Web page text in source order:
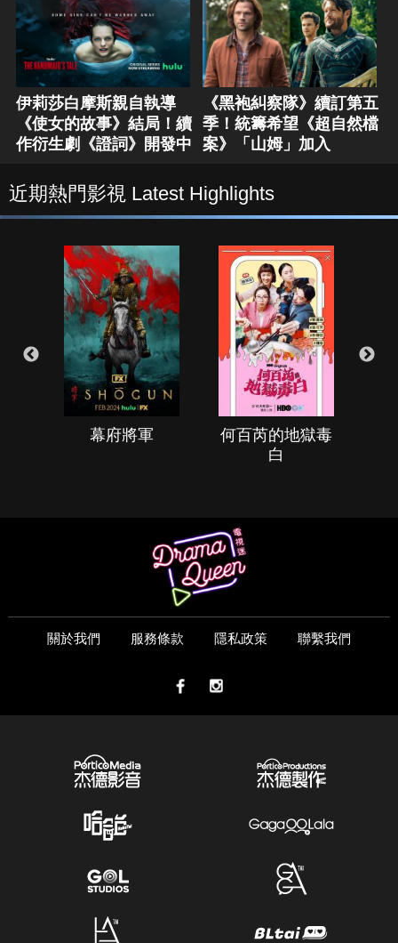
伊莉莎白摩斯親自執導
《使女的故事》結局！續
作衍生劇《證詞》開發中
《黑袍糾察隊》續訂第五
季！統籌希望《超自然檔
案》「山姆」加入
近期熱門影視 Latest Highlights
幕府將軍
何百芮的地獄毒
白
關於我們 服務條款 隱私政策 聯繫我們